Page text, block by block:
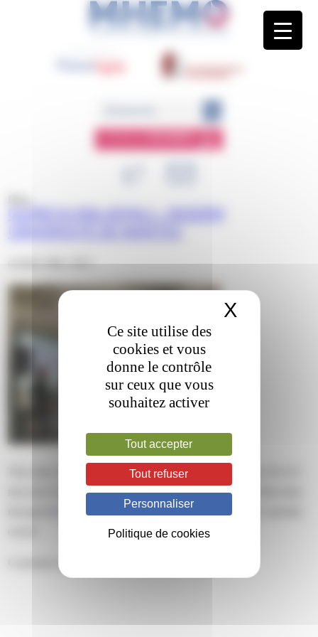
ESPACEMEMBRE
OUMEYA MIA ADJALI – INSERM
octobre 20th, 2023
This entry was posted on vendredi, octobre 20th, 2023 at 16 h 35
min and is filed under . You can follow any responses to this entry
RSS 2.0
feed. Both comments and pings are currently
Panneau de gestion des cookies
Ce site utilise des
cookies et vous
donne le contrôle
sur ceux que vous
souhaitez activer
Tout accepter
Tout refuser
Personnaliser
Politique de cookies
X